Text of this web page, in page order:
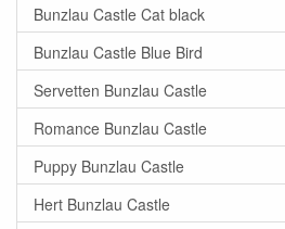
Bunzlau Castle Cat black
Bunzlau Castle Blue Bird
Servetten Bunzlau Castle
Romance Bunzlau Castle
Puppy Bunzlau Castle
Hert Bunzlau Castle